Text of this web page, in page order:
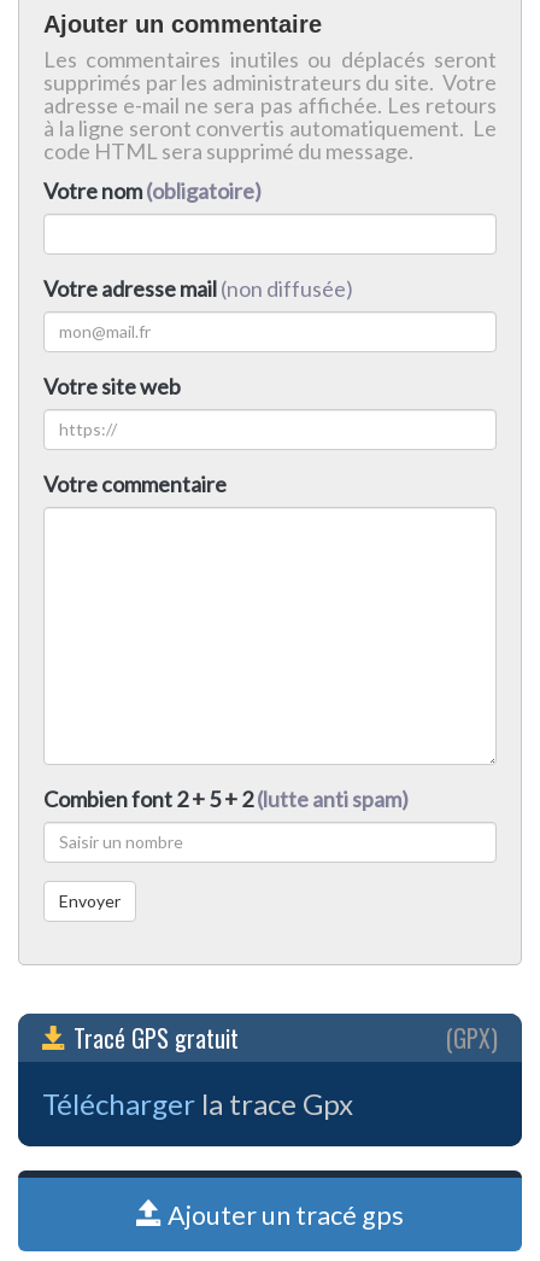
Ajouter un commentaire
Les commentaires inutiles ou déplacés seront
supprimés par les administrateurs du site. Votre
adresse e-mail ne sera pas affichée. Les retours
à la ligne seront convertis automatiquement. Le
code HTML sera supprimé du message.
Votre nom(obligatoire)
Votre adresse mail(non diffusée)
Votre site web
Votre commentaire
Combien font 2 + 5 + 2(lutte anti spam)
Tracé GPS gratuit (GPX)
Télécharger la trace Gpx
Ajouter un tracé gps